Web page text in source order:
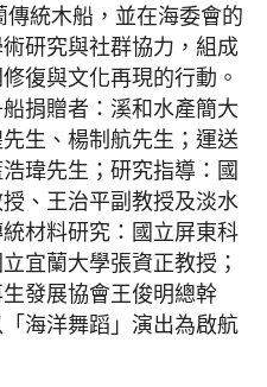
統木船，並在海委會的
研究與社群協力，組成
復與文化再現的行動。
捐贈者：溪和水產簡大
生、楊制航先生；運送
瑋先生；研究指導：國
、王治平副教授及淡水
材料研究：國立屏東科
宜蘭大學張資正教授；
發展協會王俊明總幹
海洋舞蹈」演出為啟航